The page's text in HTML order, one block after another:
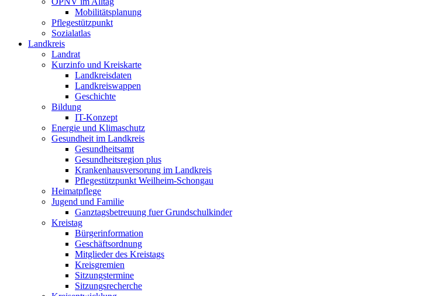
Mobilitätsplanung
Pflegestützpunkt
Sozialatlas
Landkreis
Landrat
Kurzinfo und Kreiskarte
Landkreisdaten
Landkreiswappen
Geschichte
Bildung
IT-Konzept
Energie und Klimaschutz
Gesundheit im Landkreis
Gesundheitsamt
Gesundheitsregion plus
Krankenhausversorung im Landkreis
Pflegestützpunkt Weilheim-Schongau
Heimatpflege
Jugend und Familie
Ganztagsbetreuung fuer Grundschulkinder
Kreistag
Bürgerinformation
Geschäftsordnung
Mitglieder des Kreistags
Kreisgremien
Sitzungstermine
Sitzungsrecherche